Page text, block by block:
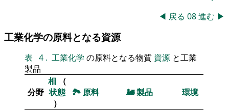
◀ 戻る 08進む ▶
工業化学の原料となる資源
表 4 . 工業化学 の原料となる物質 資源 と工業
製品
分野
相
（
状態
）
🏞 原料 🚂製品 環境